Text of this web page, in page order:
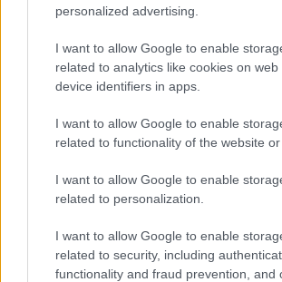
personalized advertising.
I want to allow Google to enable
related to analytics like cookies on web
device identifiers in apps.
I want to allow Google to enable
related to functionality of the website or
I want to allow Google to enable
related to personalization.
I want to allow Google to enable
related to security, including
functionality and fraud prevention, and